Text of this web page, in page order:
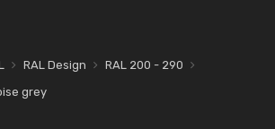
RAL Design
RAL 200 - 290
grey